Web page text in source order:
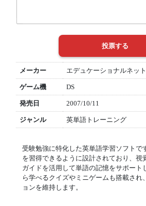
メーカー エデュケーショナルネッ
ゲーム機 DS
発売日 2007/10/11
ジャンル 英単語トレーニング
受験勉強に特化した英単語学習ソフトで
を習得できるように設計されており、視
ガイドを活用して単語の記憶をサポート
ら学べるクイズやミニゲームも搭載され
ョンを維持します。